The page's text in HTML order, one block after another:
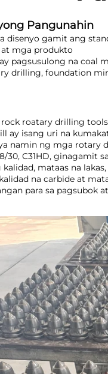
Pangunahin
disenyo gamit ang
mga produkto
pagsusulong na coal
drilling, foundation
rock roatary drilling
ay isang uri na
namin ng mga rotary
30, C31HD,
mataas na
na carbide at
para sa pagsubok